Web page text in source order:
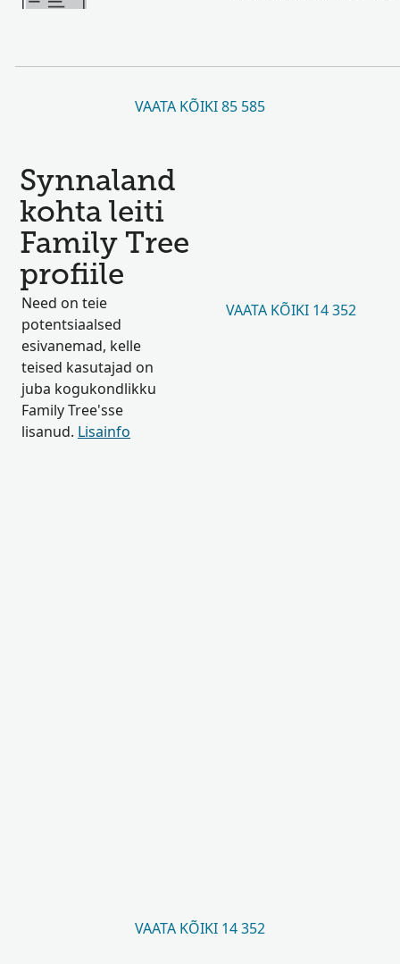
VAATA KÕIKI 85 585
Synnaland
kohta leiti
Family Tree
profiile
Need on teie
potentsiaalsed
esivanemad, kelle
teised kasutajad on
juba kogukondlikku
Family Tree'sse
lisanud. Lisainfo
VAATA KÕIKI 14 352
VAATA KÕIKI 14 352